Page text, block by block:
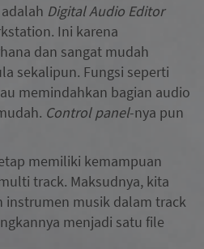
Digital Audio Editor
Ini karena
dan sangat mudah
sekalipun. Fungsi seperti
memindahkan bagian audio
Control panel-nya pun
memiliki kemampuan
track. Maksudnya, kita
instrumen musik dalam track
menjadi satu file